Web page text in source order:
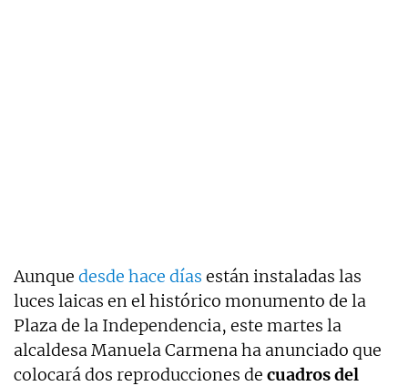
Aunque desde hace días están instaladas las
luces laicas en el histórico monumento de la
Plaza de la Independencia, este martes la
alcaldesa Manuela Carmena ha anunciado que
colocará dos reproducciones de cuadros del